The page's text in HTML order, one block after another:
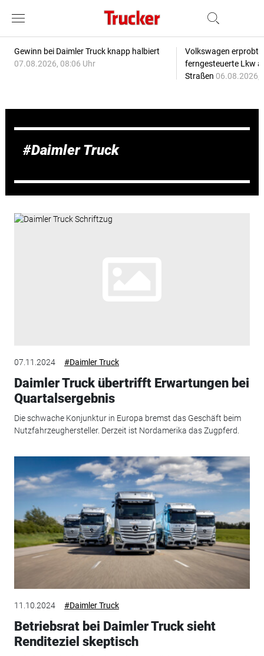
Gewinn bei Daimler Truck knapp halbiert
07.08.2026, 08:06 Uhr
Volkswagen erprobt
ferngesteuerte Lkw
Straßen 06.08.2026,
Daimler Truck
07.11.2024 #Daimler Truck
Daimler Truck übertrifft Erwartungen bei
Quartalsergebnis
Die schwache Konjunktur in Europa bremst das Geschäft beim
Nutzfahrzeughersteller. Derzeit ist Nordamerika das Zugpferd.
11.10.2024 #Daimler Truck
Betriebsrat bei Daimler Truck sieht
Renditeziel skeptisch